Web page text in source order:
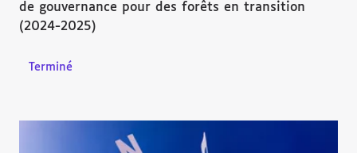
de gouvernance pour des forêts en transition
(2024-2025)
Terminé